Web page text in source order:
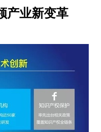
产业新变革